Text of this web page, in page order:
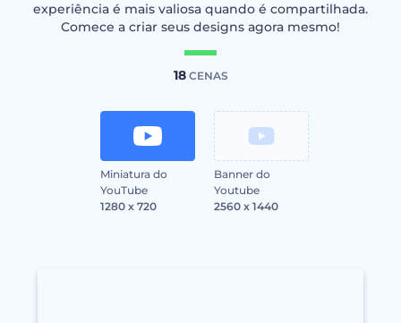
experiência é mais valiosa quando é compartilhada.
Comece a criar seus designs agora mesmo!
18CENAS
Miniatura do
YouTube
1280 x 720
Banner do
Youtube
2560 x 1440